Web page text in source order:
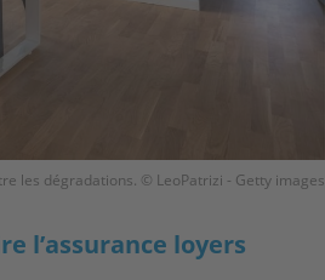
les dégradations. © LeoPatrizi - Getty images
l’assurance loyers